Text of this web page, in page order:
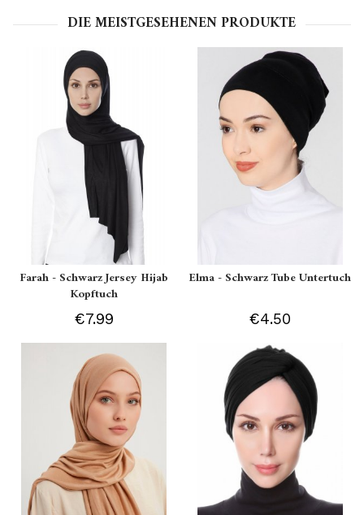
DIE MEISTGESEHENEN PRODUKTE
Farah - Schwarz Jersey Hijab
Kopftuch
€7.99
Elma - Schwarz Tube Untertuch
€4.50